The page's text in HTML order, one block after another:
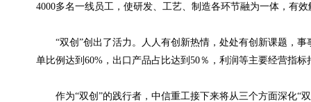
4000多名一线员工，使研发、工艺、制造各环节融为一体，有
“双创”创出了活力。人人有创新热情，处处有创新课题，
单比例达到 60%，出口产品占比达到 50％，利润等主要经营指标
作为“双创”的践行者，中信重工接下来将从三个方面深化“